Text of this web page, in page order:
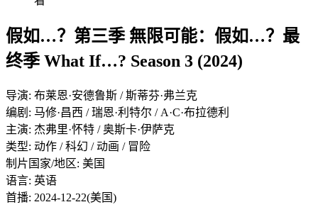
假如…？第三季 無限可能：假如…？最
终季 What If…? Season 3 (2024)
导演: 布莱恩·安德鲁斯 / 斯蒂芬·弗兰克
编剧: 马修·昌西 / 瑞恩·利特尔 / A·C·布拉德利
主演: 杰弗里·怀特 / 奥斯卡·伊萨克
类型: 动作 / 科幻 / 动画 / 冒险
制片国家/地区: 美国
语言: 英语
首播: 2024-12-22(美国)